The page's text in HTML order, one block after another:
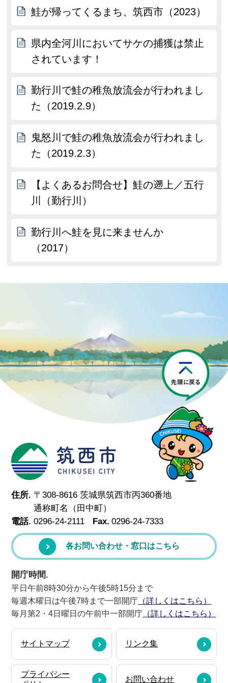
鮭が帰ってくるまち、筑西市（2023）
県内全河川においてサケの捕獲は禁止
されています！
勤行川で鮭の稚魚放流会が行われまし
た（2019.2.9）
鬼怒川で鮭の稚魚放流会が行われまし
た（2019.2.3）
【よくあるお問合せ】鮭の遡上／五行
川（勤行川）
勤行川へ鮭を見に来ませんか
（2017）
筑西市
住所. 〒308-8616 茨城県筑西市丙360番地
通称町名（田中町）
電話. 0296-24-2111 Fax. 0296-24-7333
各お問い合わせ・窓口はこちら
開庁時間.
平日午前8時30分から午後5時15分まで
毎週木曜日は午後7時まで一部開庁 （詳しくはこちら）
毎月第2・4日曜日の午前中一部開庁 （詳しくはこちら）
サイトマップ リンク集
プライバシー
お問い合わせ